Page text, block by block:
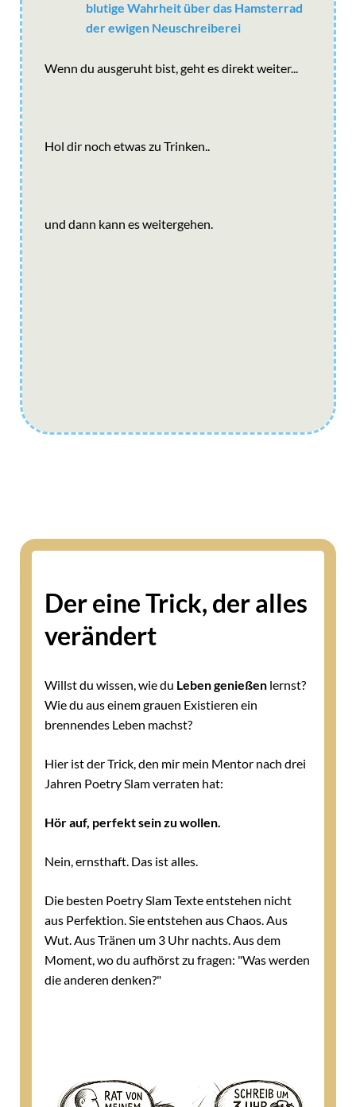
blutige Wahrheit über das Hamsterrad
der ewigen Neuschreiberei
Wenn du ausgeruht bist, geht es direkt weiter...
Hol dir noch etwas zu Trinken..
und dann kann es weitergehen.
Der eine Trick, der alles
verändert
Willst du wissen, wie du Leben genießen lernst?
Wie du aus einem grauen Existieren ein
brennendes Leben machst?
Hier ist der Trick, den mir mein Mentor nach drei
Jahren Poetry Slam verraten hat:
Hör auf, perfekt sein zu wollen.
Nein, ernsthaft. Das ist alles.
Die besten Poetry Slam Texte entstehen nicht
aus Perfektion. Sie entstehen aus Chaos. Aus
Wut. Aus Tränen um 3 Uhr nachts. Aus dem
Moment, wo du aufhörst zu fragen: "Was werden
die anderen denken?"